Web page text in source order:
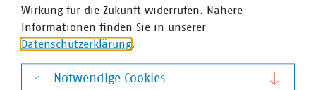
Wirkung für die Zukunft widerrufen. Nähere
Informationen finden Sie in unserer
Datenschutzerklärung
Notwendige Cookies